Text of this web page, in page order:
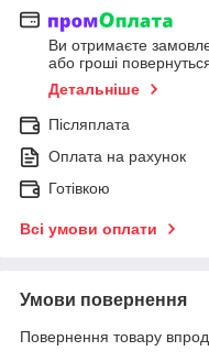
Ви отримаєте
або гроші
Детальніше
Післяплата
Оплата на рахунок
Готівкою
Всі умови оплати
Умови повернення
Повернення товару